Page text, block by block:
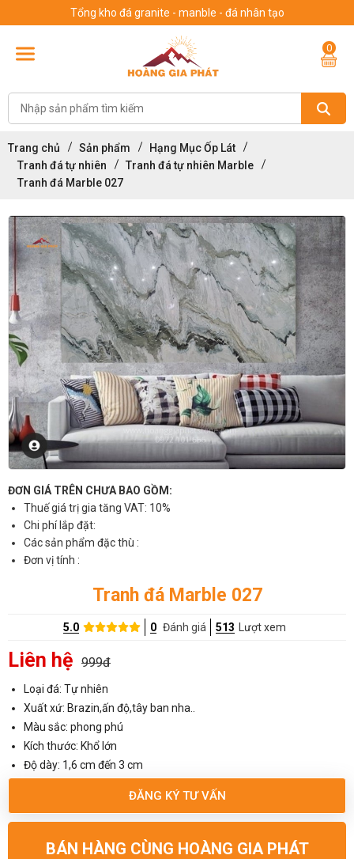
Tổng kho đá granite - manble - đá nhân tạo
0
Trang chủ Sản phẩm
Hạng Mục Ốp Lát
Tranh đá tự nhiên
Tranh đá tự nhiên Marble
Tranh đá Marble 027
ĐƠN GIÁ TRÊN CHƯA BAO GỒM:
Thuế giá trị gia tăng VAT: 10%
Chi phí lắp đặt:
Các sản phẩm đặc thù :
Đơn vị tính :
Tranh đá Marble 027
5.0 0 Đánh giá 513 Lượt xem
Liên hệ 999đ
Loại đá: Tự nhiên
Xuất xứ: Brazin,ấn độ,tây ban nha..
Màu sắc: phong phú
Kích thước: Khổ lớn
Độ dày: 1,6 cm đến 3 cm
ĐĂNG KÝ TƯ VẤN
BÁN HÀNG CÙNG HOÀNG GIA PHÁT